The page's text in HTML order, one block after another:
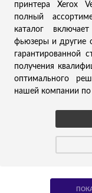
принтера Xerox
полный
каталог
фьюзеры и другие
гарантированной
получения
оптимального
нашей компании